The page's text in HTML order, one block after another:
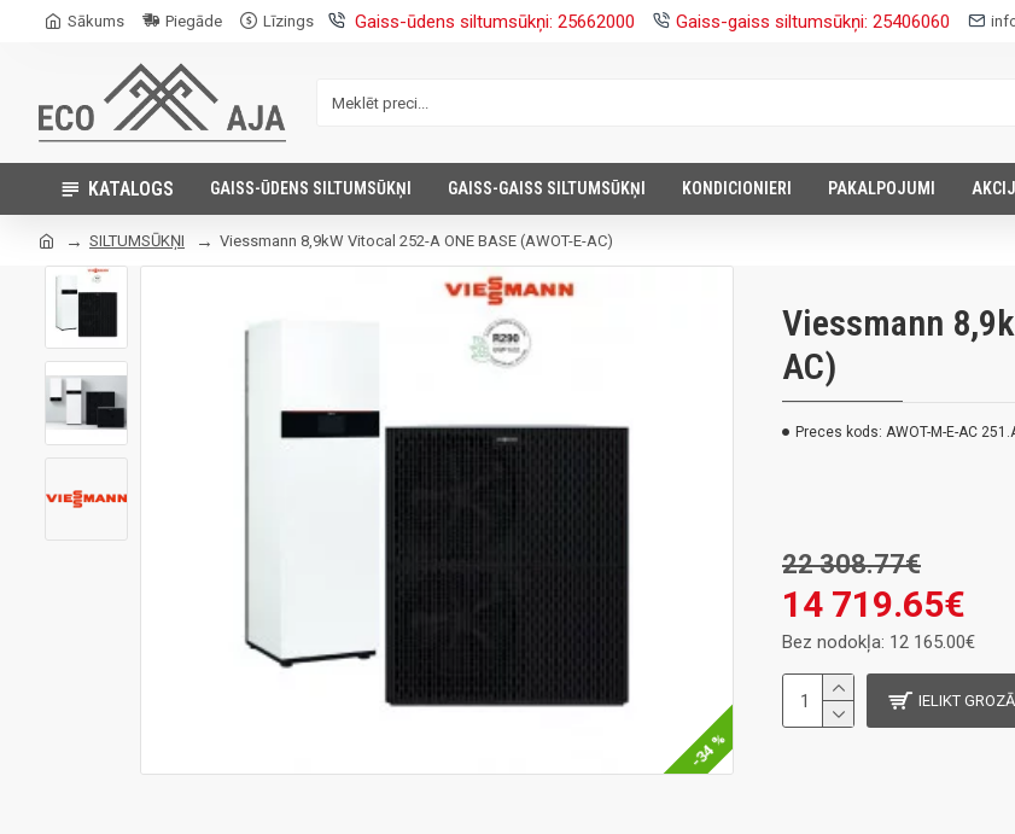
Sākums Piegāde Līzings Gaiss-ūdens siltumsūkņi: 25662000 Gaiss-gaiss siltumsūkņi: 25406060
KATALOGS GAISS-ŪDENS SILTUMSŪKŅI GAISS-GAISS SILTUMSŪKŅI KONDICIONIERI PAKALPOJUMI
SILTUMSŪKŅI Viessmann 8,9kW Vitocal 252-A ONE BASE (AWOT-E-AC)
-34 %
Viessmann
AC)
Preces kods: AWOT-M-E-AC
14 719.65€
22 308.77€
Bez nodokļa: 12 165.00€
IELIKT GROZĀ